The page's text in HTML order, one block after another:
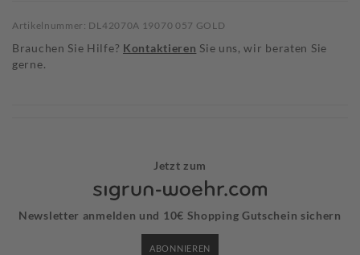
Artikelnummer: DL42070A 19070 057 GOLD
Brauchen Sie Hilfe? Kontaktieren Sie uns, wir beraten Sie
gerne.
Jetzt zum
Newsletter anmelden und 10€ Shopping Gutschein sichern
ABONNIEREN